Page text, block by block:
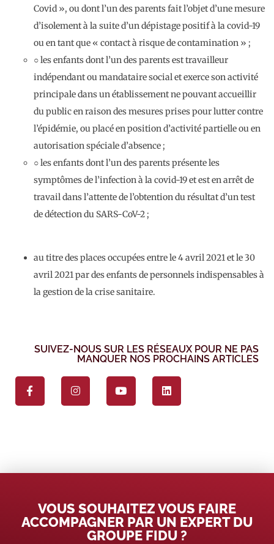
Covid », ou dont l’un des parents fait l’objet d’une mesure
d’isolement à la suite d’un dépistage positif à la covid-19
ou en tant que « contact à risque de contamination » ;
○ les enfants dont l’un des parents est travailleur
indépendant ou mandataire social et exerce son activité
principale dans un établissement ne pouvant accueillir
du public en raison des mesures prises pour lutter contre
l’épidémie, ou placé en position d’activité partielle ou en
autorisation spéciale d’absence ;
○ les enfants dont l’un des parents présente les
symptômes de l’infection à la covid-19 et est en arrêt de
travail dans l’attente de l’obtention du résultat d’un test
de détection du SARS-CoV-2 ;
au titre des places occupées entre le 4 avril 2021 et le 30
avril 2021 par des enfants de personnels indispensables à
la gestion de la crise sanitaire.
SUIVEZ-NOUS SUR LES RÉSEAUX POUR NE PAS
MANQUER NOS PROCHAINS ARTICLES
VOUS SOUHAITEZ VOUS FAIRE
ACCOMPAGNER PAR UN EXPERT DU
GROUPE FIDU ?